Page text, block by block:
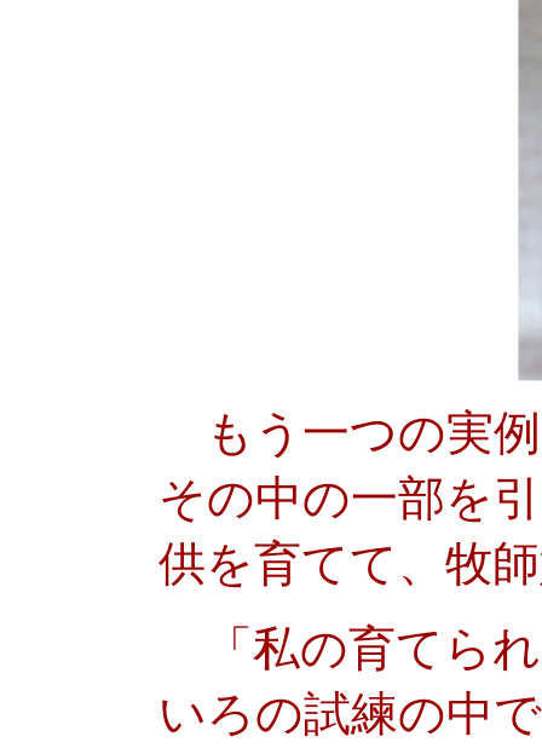
もう一つの実例
その中の一部を
供を育てて、牧
「私の育てら
いろの試練の中